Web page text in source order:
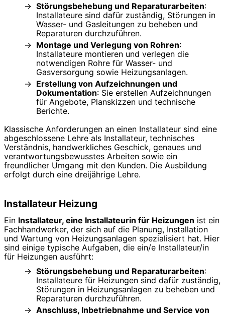
Störungsbehebung und Reparaturarbeiten:
Installateure sind dafür zuständig, Störungen in
Wasser- und Gasleitungen zu beheben und
Reparaturen durchzuführen.
Montage und Verlegung von Rohren:
Installateure montieren und verlegen die
notwendigen Rohre für Wasser- und
Gasversorgung sowie Heizungsanlagen.
Erstellung von Aufzeichnungen und
Dokumentation: Sie erstellen Aufzeichnungen
für Angebote, Planskizzen und technische
Berichte.
Klassische Anforderungen an einen Installateur sind eine
abgeschlossene Lehre als Installateur, technisches
Verständnis, handwerkliches Geschick, genaues und
verantwortungsbewusstes Arbeiten sowie ein
freundlicher Umgang mit den Kunden. Die Ausbildung
erfolgt durch eine dreijährige Lehre.
Installateur Heizung
Ein Installateur, eine Installateurin für Heizungen ist ein
Fachhandwerker, der sich auf die Planung, Installation
und Wartung von Heizungsanlagen spezialisiert hat. Hier
sind einige typische Aufgaben, die ein/e Installateur/in
für Heizungen ausführt:
Störungsbehebung und Reparaturarbeiten:
Installateure für Heizungen sind dafür zuständig,
Störungen in Heizungsanlagen zu beheben und
Reparaturen durchzuführen.
Anschluss, Inbetriebnahme und Service von